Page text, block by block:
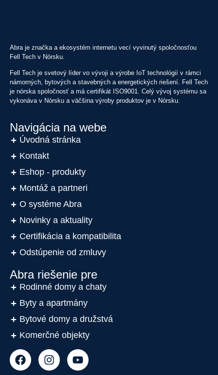
Abra je značka a ekosystém internetu vecí vyvinutý spoločnosťou
Fell Tech v Nórsku.
Fell Tech je svetový líder vo vývoji a výrobe IoT technológií v rámci
námorných, bytových a stavebných a energetických riešení. Fell Tech
je nórska spoločnosť a má certifikát ISO9001. Celý vývoj systému sa
vykonáva v Nórsku a väčšina výroby produktov je v Nórsku.
Navigácia na webe
Úvodná stránka
Kontakt
Eshop - produkty
Montáž a partneri
O systéme Abra
Novinky a aktuality
Certifikácia a kompatibilita
Odstúpenie od zmluvy
Abra riešenie pre
Rodinné domy a chaty
Byty a apartmány
Bytové domy a družstvá
Komerčné objekty